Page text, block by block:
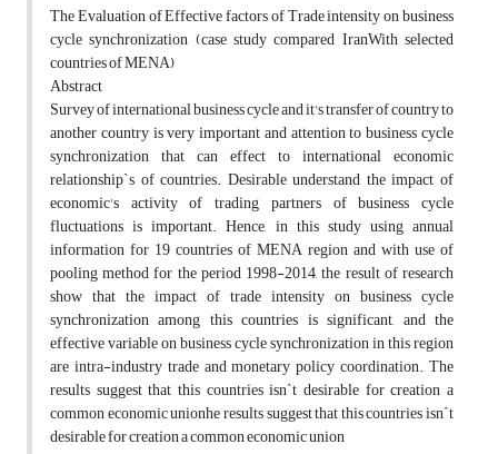
The Evaluation of Effective factors of Trade intensity on business
cycle synchronization (case study compared IranWith selected
countries of MENA)
Abstract
Survey of international business cycle and it's transfer of country to
another country is very important and attention to business cycle
synchronization that can effect to international economic
relationship`s of countries. Desirable understand the impact of
economic's activity of trading partners of business cycle
fluctuations is important. Hence, in this study using annual
information for 19 countries of MENA region and with use of
pooling method for the period 1998-2014, the result of research
show that the impact of trade intensity on business cycle
synchronization among this countries is significant, and the
effective variable on business cycle synchronization in this region
are intra-industry trade and monetary policy coordination. The
results suggest that this countries isn`t desirable for creation a
common economic unionhe results suggest that this countries isn`t
desirable for creation a common economic union